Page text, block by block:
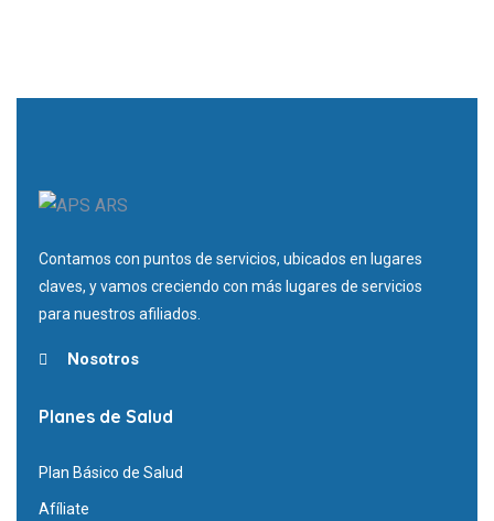
Contamos con puntos de servicios, ubicados en lugares
claves, y vamos creciendo con más lugares de servicios
para nuestros afiliados.
Nosotros
Planes de Salud
Plan Básico de Salud
Afíliate